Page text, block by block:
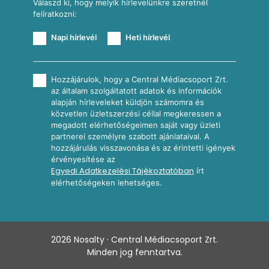
Válaszd ki, hogy melyik hírlevelünkre szeretnél
felíratkozni:
Napi hírlevél Heti hírlevél
Hozzájárulok, hogy a Central Médiacsoport Zrt.
az általam szolgáltatott adatok és információk
alapján hírleveleket küldjön számomra és
közvetlen üzletszerzési céllal megkeressen a
megadott elérhetőségeimen saját vagy üzleti
partnerei személyre szabott ajánlataival. A
hozzájárulás visszavonása és az érintetti igények
érvényesítése az
Egyedi Adatkezelési Tájékoztatóban írt
elérhetőségeken lehetséges.
2026 Nosalty · Central Médiacsoport Zrt.
Minden jog fenntartva.